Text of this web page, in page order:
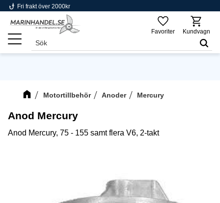
Meny
phishing Fri frakt över 2000kr
Favoriter Kundvagn
Motortillbehör Anoder Mercury
Anod Mercury
Anod Mercury, 75 - 155 samt flera V6, 2-takt